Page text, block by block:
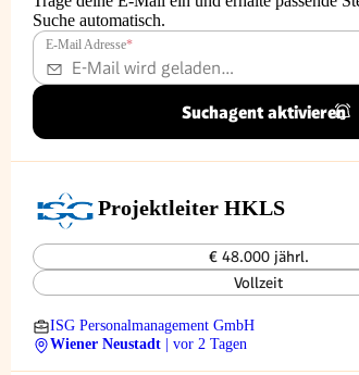
Suche automatisch.
E-Mail Adresse*
Suchagent aktivieren
Projektleiter HKLS
€ 48.000 jährl.
Vollzeit
ISG Personalmanagement GmbH
Wiener Neustadt
| vor 2 Tagen